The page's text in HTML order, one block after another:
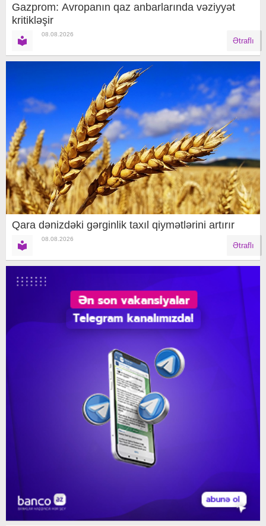
Gazprom: Avropanın qaz anbarlarında vəziyyət
kritikləşir
08.08.2026
Ətraflı
Qara dənizdəki gərginlik taxıl qiymətlərini artırır
08.08.2026
Ətraflı